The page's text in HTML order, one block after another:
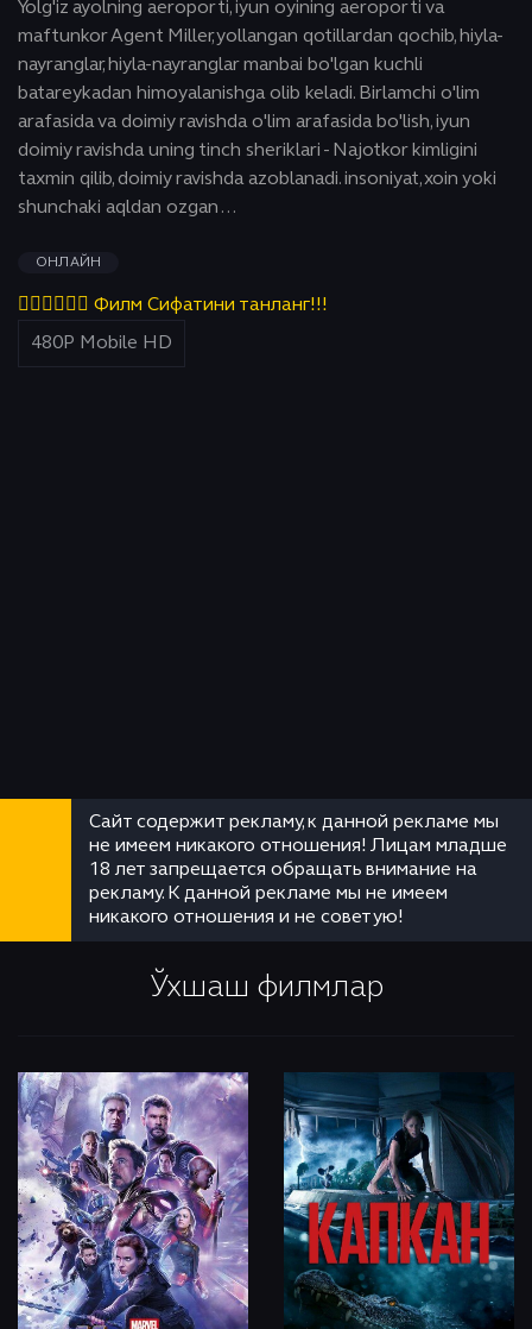
Yolg'iz ayolning aeroporti, iyun oyining aeroporti va
maftunkor Agent Miller, yollangan qotillardan qochib, hiyla-
nayranglar, hiyla-nayranglar manbai bo'lgan kuchli
batareykadan himoyalanishga olib keladi. Birlamchi o'lim
arafasida va doimiy ravishda o'lim arafasida bo'lish, iyun
doimiy ravishda uning tinch sheriklari - Najotkor kimligini
taxmin qilib, doimiy ravishda azoblanadi. insoniyat, xoin yoki
shunchaki aqldan ozgan ...
ОНЛАЙН
👇🏻👇🏻👇🏻 Филм Сифатини танланг!!!
Сайт содержит рекламу, к данной рекламе мы
не имеем никакого отношения! Лицам младше
18 лет запрещается обращать внимание на
рекламу. К данной рекламе мы не имеем
никакого отношения и не советую!
Ўхшаш филмлар